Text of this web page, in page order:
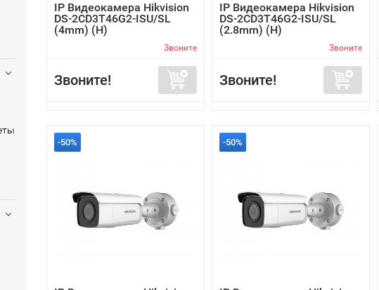
IP Видеокамера Hikvision
DS-2CD3T46G2-ISU/SL
(4mm) (H)
Звоните
Звоните!
IP Видеокамера Hikvision
DS-2CD3T46G2-ISU/SL
(2.8mm) (H)
Звоните
Звоните!
-50% -50%